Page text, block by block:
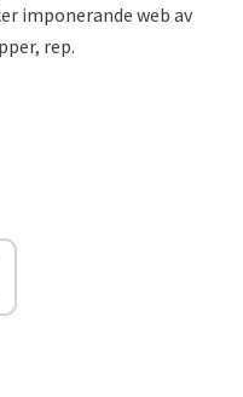
imponerande web av
rep.